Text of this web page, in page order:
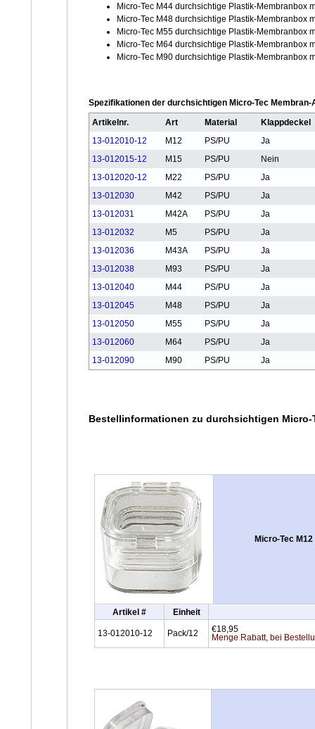
Micro-Tec M44 durchsichtige Plastik-Membranbox
Micro-Tec M48 durchsichtige Plastik-Membranbox
Micro-Tec M55 durchsichtige Plastik-Membranbox
Micro-Tec M64 durchsichtige Plastik-Membranbox
Micro-Tec M90 durchsichtige Plastik-Membranbox
Spezifikationen der durchsichtigen Micro-Tec
Artikelnr.
Art Material
Klappdeckel
13-012010-12
M12 PS/PU
Ja
13-012015-12
M15 PS/PU
Nein
13-012020-12
M22 PS/PU
Ja
13-012030
M42 PS/PU
Ja
13-012031
M42A PS/PU
Ja
13-012032
M5 PS/PU
Ja
13-012036
M43A PS/PU
Ja
13-012038
M93 PS/PU
Ja
13-012040
M44 PS/PU
Ja
13-012045
M48 PS/PU
Ja
13-012050
M55 PS/PU
Ja
13-012060
M64 PS/PU
Ja
13-012090
M90 PS/PU Ja
Bestellinformationen zu durchsichtigen
Micro-Tec
Artikel # Einheit
13-012010-12 Pack/12
€18,95
Menge Rabatt, bei